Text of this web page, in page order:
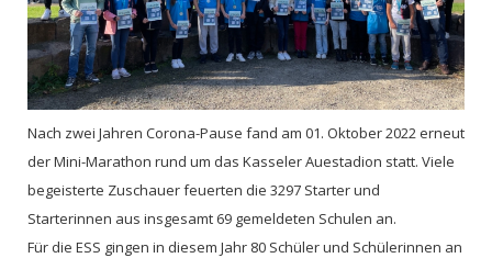
Nach zwei Jahren Corona-Pause fand am 01. Oktober 2022 erneut
der Mini-Marathon rund um das Kasseler Auestadion statt. Viele
begeisterte Zuschauer feuerten die 3297 Starter und
Starterinnen aus insgesamt 69 gemeldeten Schulen an.
Für die ESS gingen in diesem Jahr 80 Schüler und Schülerinnen an